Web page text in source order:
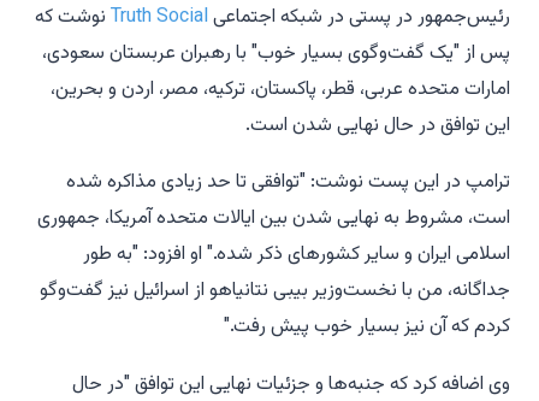
رئیس‌جمهور در پستی در شبکه اجتماعیTruth Social نوشت که
پس از "یک گفت‌وگوی بسیار خوب" با رهبران عربستان سعودی،
امارات متحده عربی، قطر، پاکستان، ترکیه، مصر، اردن و بحرین،
این توافق در حال نهایی شدن است.
ترامپ در این پست نوشت: "توافقی تا حد زیادی مذاکره شده
است، مشروط به نهایی شدن بین ایالات متحده آمریکا، جمهوری
اسلامی ایران و سایر کشورهای ذکر شده." او افزود: "به طور
جداگانه، من با نخست‌وزیر بیبی نتانیاهو از اسرائیل نیز گفت‌وگو
کردم که آن نیز بسیار خوب پیش رفت."
وی اضافه کرد که جنبه‌ها و جزئیات نهایی این توافق "در حال